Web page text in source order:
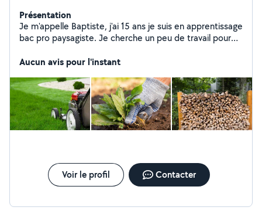
Présentation
Je m'appelle Baptiste, j'ai 15 ans je suis en apprentissage
bac pro paysagiste. Je cherche un peu de travail pour
Aucun avis pour l'instant
Voir le profil Contacter